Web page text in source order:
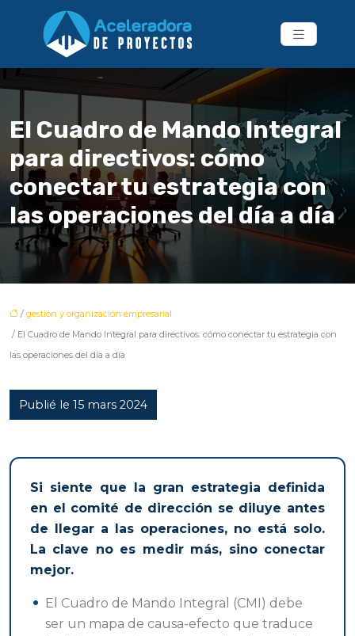
El Cuadro de Mando Integral
para directivos: cómo
conectar tu estrategia con
las operaciones del día a día
/ gestión y organización empresarial
/ El Cuadro de Mando Integral para directivos: cómo conectar tu estrategia con
las operaciones del día a día
Publié le 15 mars 2024
Si siente que la gran estrategia definida
en el comité de dirección se diluye antes
de llegar a las operaciones, no está solo.
La clave no es medir más, sino conectar
mejor.
El Cuadro de Mando Integral (CMI) debe
ser un mapa de causa-efecto que traduce